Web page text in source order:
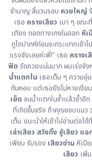
ชำนาญ ลิ้นวนรอบ ควยใหญ่
เธอ ครางเสียว เบา ๆ ขณะ
เตียง ถอดกางเกงในออก หีเ
ถูไถปากหีก่อนจะกระแทกเข้า
แรงจังเลยค่ะพี่!” เธอ ครางเ
ฟิต รัดควยแน่นมาก ผมเร่งจัง
น้ำแตกใน เธอเต็ม ๆ ความอุ่
กันหอบ แต่เธอยังไม่หายเงี่ย
เย็ด จนน้ำแตกในซ้ำแล้วซ้ำอี
ที่เกิดขึ้นจริง ถ้าคุณชอบแนว
เต็ม แนะนำให้เข้าไปอ่านต่อได้ที่
เล่าเสียว สวิงกิ้ง ชู้เสียว แจ
เพียบ รับรอง เสียวซ่าน หีเปี
เสียว เพิ่